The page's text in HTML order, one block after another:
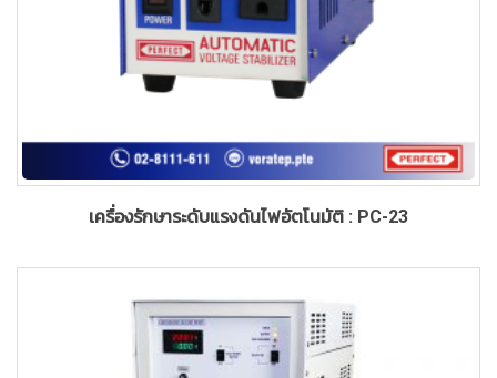
เครื่องรักษาระดับแรงดันไฟอัตโนมัติ : PC-23